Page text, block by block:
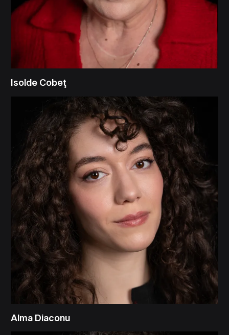
Isolde Cobeţ
Alma Diaconu